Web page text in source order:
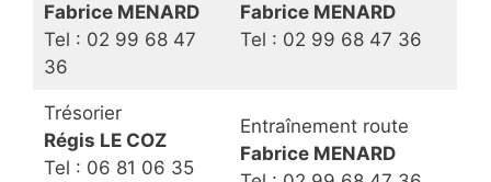
Fabrice MENARD
Tel : 02 99 68 47
36
Fabrice MENARD
Tel : 02 99 68 47 36
Trésorier
Régis LE COZ
Tel : 06 81 06 35
Entraînement route
Fabrice MENARD